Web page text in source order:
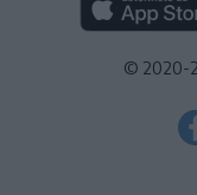
© 2020-